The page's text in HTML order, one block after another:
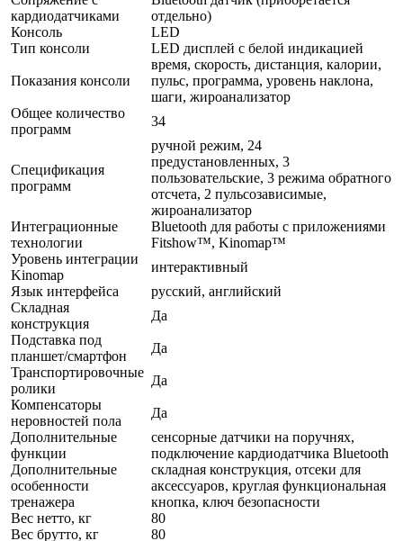
кардиодатчиками
отдельно)
Консоль
LED
Тип консоли
LED дисплей с белой индикацией
Показания консоли
время, скорость, дистанция, калории,
пульс, программа, уровень наклона,
шаги, жироанализатор
Общее количество
программ
34
Спецификация
программ
ручной режим, 24
предустановленных, 3
пользовательские, 3 режима обратного
отсчета, 2 пульсозависимые,
жироанализатор
Интеграционные
технологии
Bluetooth для работы с приложениями
Fitshow™, Kinomap™
Уровень интеграции
Kinomap
интерактивный
Язык интерфейса
русский, английский
Складная
конструкция
Да
Подставка под
планшет/смартфон
Да
Транспортировочные
ролики
Да
Компенсаторы
неровностей пола
Да
Дополнительные
функции
сенсорные датчики на поручнях,
подключение кардиодатчика Bluetooth
Дополнительные
особенности
тренажера
складная конструкция, отсеки для
аксессуаров, круглая функциональная
кнопка, ключ безопасности
Вес нетто, кг
80
Вес брутто, кг
80